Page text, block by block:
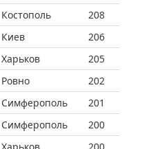
Костополь
208
Киев
206
Харьков
205
Ровно
202
Симферополь
201
Симферополь
200